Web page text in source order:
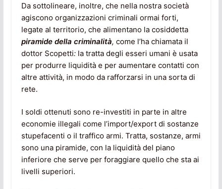
Da sottolineare, inoltre, che nella nostra società
agiscono organizzazioni criminali ormai forti,
legate al territorio, che alimentano la cosiddetta
piramide della criminalità, come l’ha chiamata il
dottor Scopetti: la tratta degli esseri umani è usata
per produrre liquidità e per aumentare contatti con
altre attività, in modo da rafforzarsi in una sorta di
rete.
I soldi ottenuti sono re-investiti in parte in altre
economie illegali come l’import/export di sostanze
stupefacenti o il traffico armi. Tratta, sostanze, armi
sono una piramide, con la liquidità del piano
inferiore che serve per foraggiare quello che sta ai
livelli superiori.